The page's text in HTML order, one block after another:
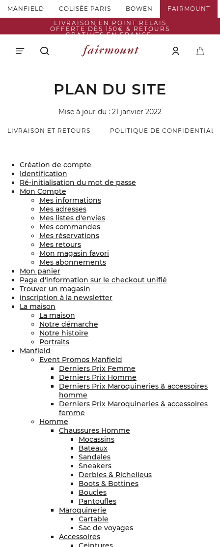
MANFIELD COLISÉE PARIS BOWEN
FAIRMOUNT
LIVRAISON EN POINT RELAIS
OFFERTE DÈS 150€ & RETOURS
GRATUITS EN FRANCE.
PLAN DU SITE
Mise à jour du : 21 janvier 2022
LIVRAISON ET RETOURS POLITIQUE DE
Création de compte
Identification
Ré-initialisation du mot de passe
Mon Compte
Mes informations
Mes adresses
Mes listes d'envies
Mes commandes
Mes réservations
Mes retours
Mon magasin favori
Mes abonnements
Mon panier
Page d'information sur le checkout unifié
Trouver un magasin
inscription à la newsletter
La maison
La maison
Notre démarche
Notre histoire
Portraits
Manfield
Event Promos Manfield
Derniers Prix Femme
Derniers Prix Homme
Derniers Prix Maroquineries & accessoires
homme
Derniers Prix Maroquineries & accessoires
femme
Homme
Chaussures Homme
Mocassins
Bateaux
Sandales
Sneakers
Derbies & Richelieus
Boots & Bottines
Boucles
Pantoufles
Maroquinerie
Cartable
Sac de voyages
Accessoires